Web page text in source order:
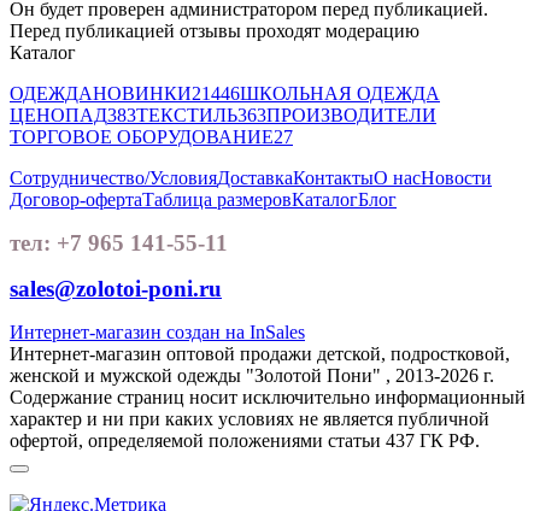
Он будет проверен администратором перед публикацией.
Перед публикацией отзывы проходят модерацию
Каталог
ОДЕЖДАНОВИНКИ21446ШКОЛЬНАЯ ОДЕЖДА
ЦЕНОПАД383ТЕКСТИЛЬ363ПРОИЗВОДИТЕЛИ
ТОРГОВОЕ ОБОРУДОВАНИЕ27
Сотрудничество/УсловияДоставкаКонтактыО насНовости
Договор-офертаТаблица размеровКаталогБлог
тел: +7 965 141-55-11
sales@zolotoi-poni.ru
Интернет-магазин создан на InSales
Интернет-магазин оптовой продажи детской, подростковой,
женской и мужской одежды "Золотой Пони" , 2013-2026 г.
Содержание страниц носит исключительно информационный
характер и ни при каких условиях не является публичной
офертой, определяемой положениями статьи 437 ГК РФ.